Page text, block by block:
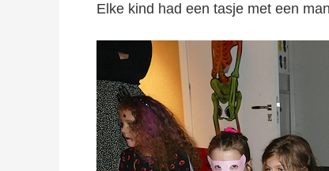
Elke kind had een tasje met een